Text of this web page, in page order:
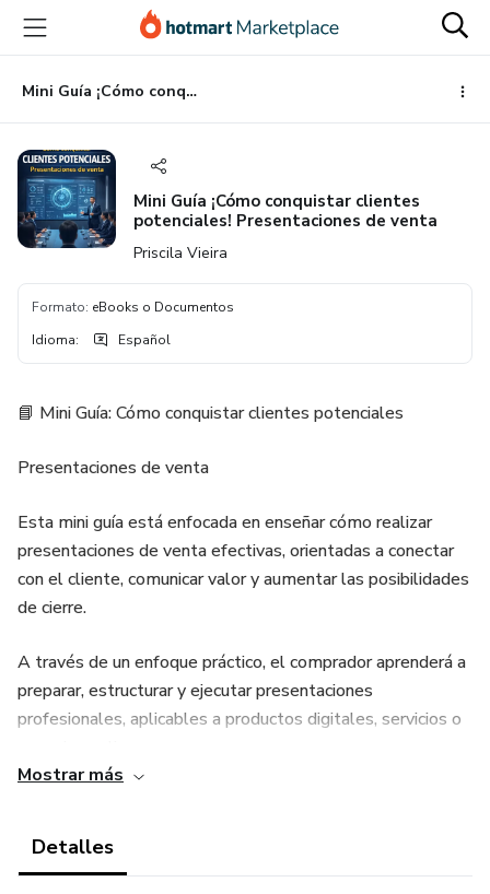
principal
página
de
página
Mini Guía ¡Cómo conquistar clientes potenciales! Presentaciones de venta
Mini Guía ¡Cómo conquistar clientes
potenciales! Presentaciones de venta
Priscila Vieira
Formato: eBooks o Documentos
Idioma: Español
📘 Mini Guía: Cómo conquistar clientes potenciales
Presentaciones de venta
Esta mini guía está enfocada en enseñar cómo realizar
presentaciones de venta efectivas, orientadas a conectar
con el cliente, comunicar valor y aumentar las posibilidades
de cierre.
A través de un enfoque práctico, el comprador aprenderá a
preparar, estructurar y ejecutar presentaciones
profesionales, aplicables a productos digitales, servicios o
Preparación previa de la presentación: investigación del
Mostrar más
Detalles